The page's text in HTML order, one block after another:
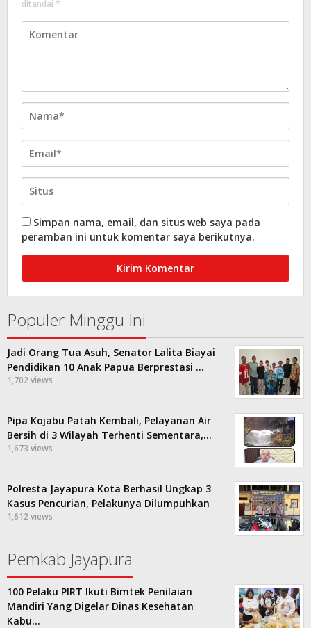
ditandai *
Simpan nama, email, dan situs web saya pada
peramban ini untuk komentar saya berikutnya.
Populer Minggu Ini
Jadi Orang Tua Asuh, Senator Lalita Biayai
Pendidikan 10 Anak Papua Berprestasi …
1,702 views
Pipa Kojabu Patah Kembali, Pelayanan Air
Bersih di 3 Wilayah Terhenti Sementara,…
1,673 views
Polresta Jayapura Kota Berhasil Ungkap 3
Kasus Pencurian, Pelakunya Dilumpuhkan
1,612 views
Pemkab Jayapura
100 Pelaku PIRT Ikuti Bimtek Penilaian
Mandiri Yang Digelar Dinas Kesehatan
Kabu…